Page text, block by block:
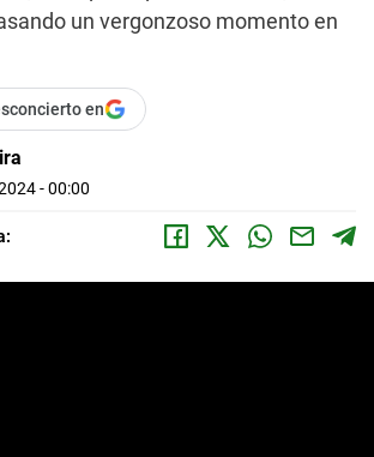
un vergonzoso momento en
en
- 00:00